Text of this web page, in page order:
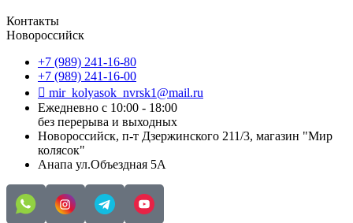
Контакты
Новороссийск
+7 (989) 241-16-80
+7 (989) 241-16-00
mir_kolyasok_nvrsk1@mail.ru
Ежедневно с 10:00 - 18:00
без перерыва и выходных
Новороссийск, п-т Дзержинского 211/3, магазин "Мир
колясок"
Анапа ул.Объездная 5А